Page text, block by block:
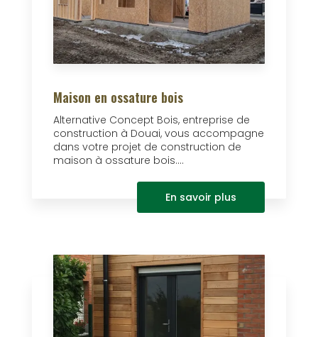
Maison en ossature bois
Alternative Concept Bois, entreprise de
construction à Douai, vous accompagne
dans votre projet de construction de
maison à ossature bois....
En savoir plus